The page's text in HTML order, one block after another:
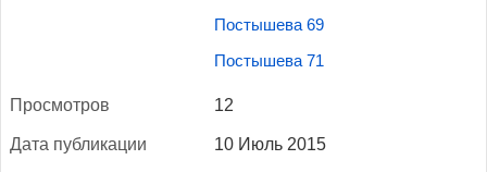
Постышева 69
Постышева 71
Прос­мотров 12
Да­та пуб­ли­кации 10 Июль 2015